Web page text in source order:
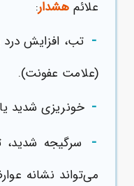
علائم هشدار:
- تب، افزایش
(علامت عفونت).
- خونریزی شدید
- سرگیجه
می‌تواند نشانه